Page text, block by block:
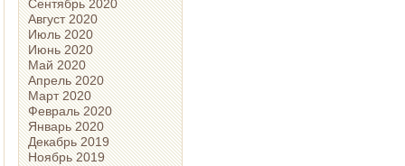
Сентябрь 2020
Август 2020
Июль 2020
Июнь 2020
Май 2020
Апрель 2020
Март 2020
Февраль 2020
Январь 2020
Декабрь 2019
Ноябрь 2019